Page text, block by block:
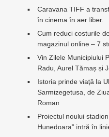
Caravana TIFF a
în cinema în aer liber.
Cum reduci costurile
magazinul online – 7
Vin Zilele Municipiului
Radu, Aurel Tămaș și
Istoria prinde viață la
Sarmizegetusa, de
Roman
Proiectul noului
Hunedoara” intră în